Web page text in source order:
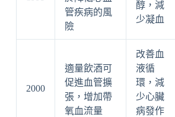
管疾病的風
險
醇，減
少凝血
2000
適量飲酒可
促進血管擴
張，增加帶
氧血流量
改善血
液循
環，減
少心臟
病發作